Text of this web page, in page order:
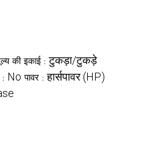
की इकाई : टुकड़ा/टुकड़े
: No पावर : हार्सपावर (HP)